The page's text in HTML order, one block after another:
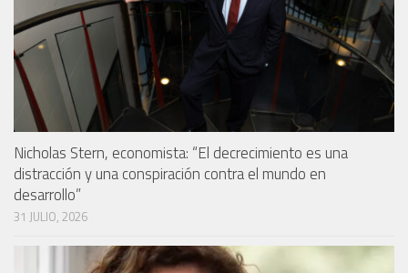
Nicholas Stern, economista: “El decrecimiento es una
distracción y una conspiración contra el mundo en
desarrollo”
31 JULIO, 2026